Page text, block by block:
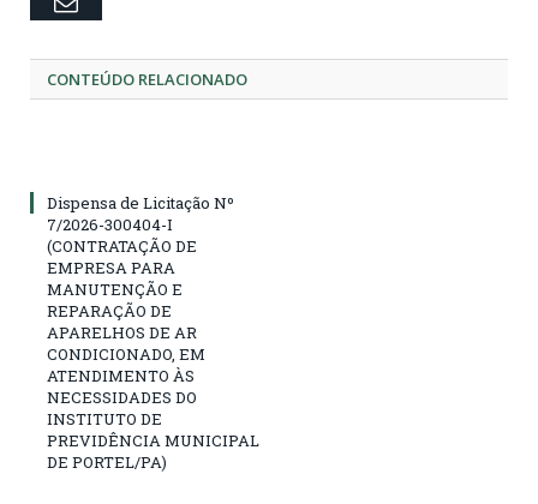
CONTEÚDO RELACIONADO
Dispensa de Licitação Nº
7/2026-300404-I
(CONTRATAÇÃO DE
EMPRESA PARA
MANUTENÇÃO E
REPARAÇÃO DE
APARELHOS DE AR
CONDICIONADO, EM
ATENDIMENTO ÀS
NECESSIDADES DO
INSTITUTO DE
PREVIDÊNCIA MUNICIPAL
DE PORTEL/PA)